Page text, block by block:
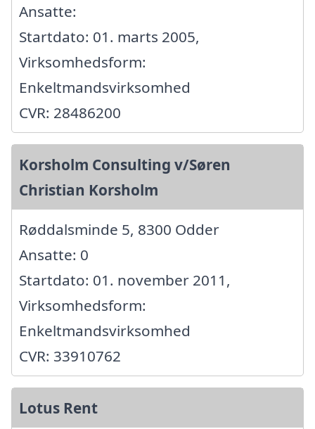
Ansatte:
Startdato: 01. marts 2005,
Virksomhedsform:
Enkeltmandsvirksomhed
CVR: 28486200
Korsholm Consulting v/Søren
Christian Korsholm
Røddalsminde 5, 8300 Odder
Ansatte: 0
Startdato: 01. november 2011,
Virksomhedsform:
Enkeltmandsvirksomhed
CVR: 33910762
Lotus Rent